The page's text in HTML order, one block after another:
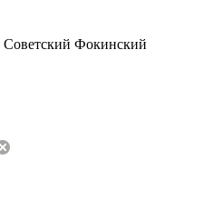
Советский Фокинский